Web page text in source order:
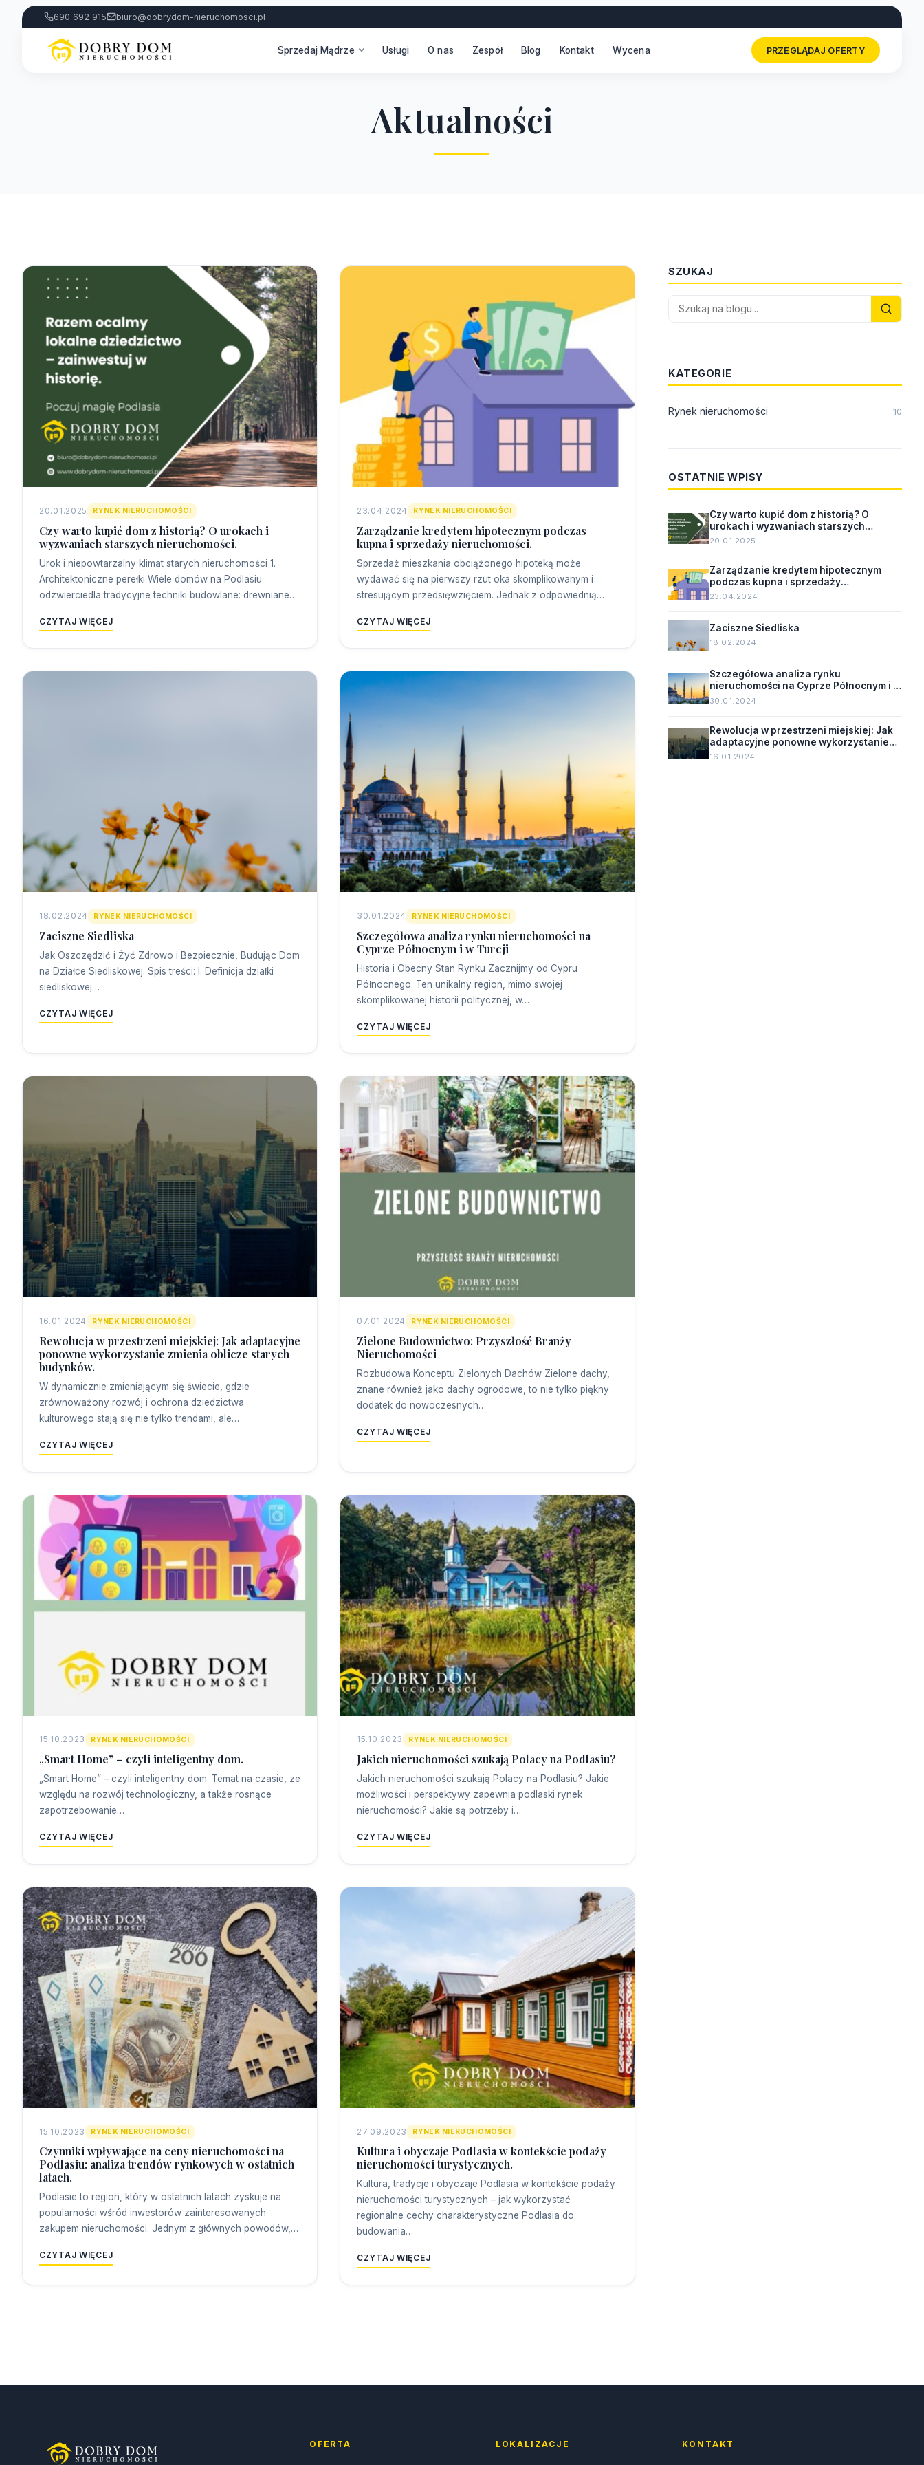
690 692 915 biuro@dobrydom-nieruchomosci.pl
Sprzedaj Mądrze Usługi O nas Zespół Blog Kontakt Wycena PRZEGLĄDAJ OFERTY
Aktualności
20.01.2025 RYNEK NIERUCHOMOŚCI
Czy warto kupić dom z historią? O urokach i
wyzwaniach starszych nieruchomości.
Urok i niepowtarzalny klimat starych nieruchomości 1.
Architektoniczne perełki Wiele domów na Podlasiu
odzwierciedla tradycyjne techniki budowlane: drewniane…
CZYTAJ WIĘCEJ
23.04.2024 RYNEK NIERUCHOMOŚCI
Zarządzanie kredytem hipotecznym podczas
kupna i sprzedaży nieruchomości.
Sprzedaż mieszkania obciążonego hipoteką może
wydawać się na pierwszy rzut oka skomplikowanym i
stresującym przedsięwzięciem. Jednak z odpowiednią…
CZYTAJ WIĘCEJ
18.02.2024 RYNEK NIERUCHOMOŚCI
Zaciszne Siedliska
Jak Oszczędzić i Żyć Zdrowo i Bezpiecznie, Budując Dom
na Działce Siedliskowej. Spis treści: I. Definicja działki
siedliskowej…
CZYTAJ WIĘCEJ
30.01.2024 RYNEK NIERUCHOMOŚCI
Szczegółowa analiza rynku nieruchomości na
Cyprze Północnym i w Turcji
Historia i Obecny Stan Rynku Zacznijmy od Cypru
Północnego. Ten unikalny region, mimo swojej
skomplikowanej historii politycznej, w…
CZYTAJ WIĘCEJ
16.01.2024 RYNEK NIERUCHOMOŚCI
Rewolucja w przestrzeni miejskiej: Jak adaptacyjne
ponowne wykorzystanie zmienia oblicze starych
budynków.
W dynamicznie zmieniającym się świecie, gdzie
zrównoważony rozwój i ochrona dziedzictwa
kulturowego stają się nie tylko trendami, ale…
CZYTAJ WIĘCEJ
07.01.2024 RYNEK NIERUCHOMOŚCI
Zielone Budownictwo: Przyszłość Branży
Nieruchomości
Rozbudowa Konceptu Zielonych Dachów Zielone dachy,
znane również jako dachy ogrodowe, to nie tylko piękny
dodatek do nowoczesnych…
CZYTAJ WIĘCEJ
15.10.2023 RYNEK NIERUCHOMOŚCI
„Smart Home” – czyli inteligentny dom.
„Smart Home” – czyli inteligentny dom. Temat na czasie, ze
względu na rozwój technologiczny, a także rosnące
zapotrzebowanie…
CZYTAJ WIĘCEJ
15.10.2023 RYNEK NIERUCHOMOŚCI
Jakich nieruchomości szukają Polacy na Podlasiu?
Jakich nieruchomości szukają Polacy na Podlasiu? Jakie
możliwości i perspektywy zapewnia podlaski rynek
nieruchomości? Jakie są potrzeby i…
CZYTAJ WIĘCEJ
15.10.2023 RYNEK NIERUCHOMOŚCI
Czynniki wpływające na ceny nieruchomości na
Podlasiu: analiza trendów rynkowych w ostatnich
latach.
Podlasie to region, który w ostatnich latach zyskuje na
popularności wśród inwestorów zainteresowanych
zakupem nieruchomości. Jednym z głównych powodów,…
CZYTAJ WIĘCEJ
27.09.2023 RYNEK NIERUCHOMOŚCI
Kultura i obyczaje Podlasia w kontekście podaży
nieruchomości turystycznych.
Kultura, tradycje i obyczaje Podlasia w kontekście podaży
nieruchomości turystycznych – jak wykorzystać
regionalne cechy charakterystyczne Podlasia do
budowania…
CZYTAJ WIĘCEJ
SZUKAJ
KATEGORIE
Rynek nieruchomości 10
OSTATNIE WPISY
Czy warto kupić dom z historią? O
urokach i wyzwaniach starszych
nieruchomości.
20.01.2025
Zarządzanie kredytem hipotecznym
podczas kupna i sprzedaży
nieruchomości.
23.04.2024
Zaciszne Siedliska
18.02.2024
Szczegółowa analiza rynku
nieruchomości na Cyprze Północnym i w
Turcji
30.01.2024
Rewolucja w przestrzeni miejskiej: Jak
adaptacyjne ponowne wykorzystanie
zmienia oblicze starych budynków.
16.01.2024
OFERTA LOKALIZACJE KONTAKT